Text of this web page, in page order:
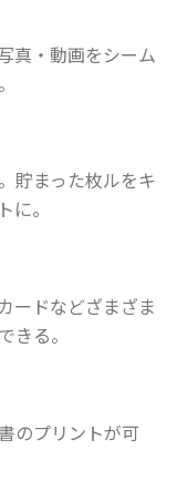
真・動画をシーム
貯まった枚ルをキ
。
ードなどざまざま
きる。
のプリントが可